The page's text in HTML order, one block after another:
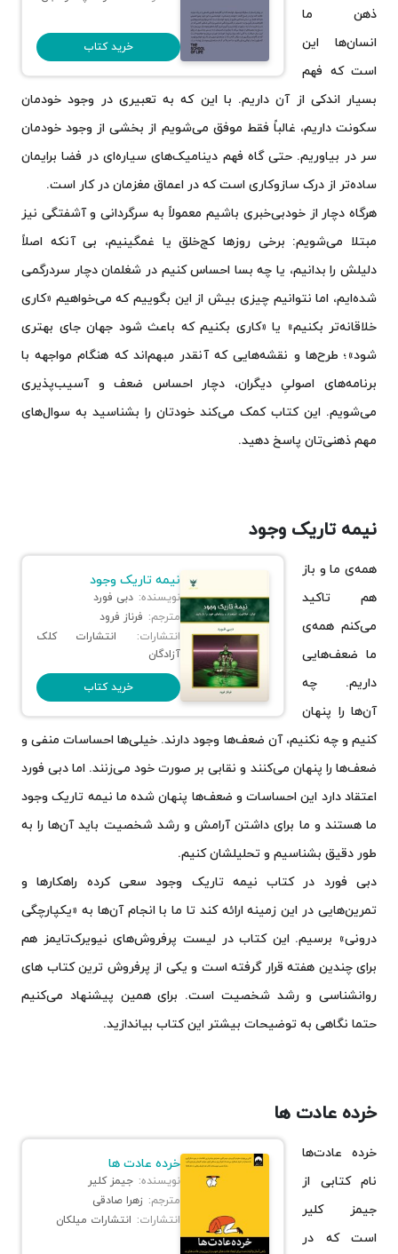
خرید کتاب
ذهن ما
انسان‌ها این
است که فهم
بسیار اندکی از آن داریم. با این که به تعبیری در وجود خودمان
سکونت داریم، غالباً فقط موفق می‌شویم از بخشی از وجود خودمان
سر در بیاوریم. حتی گاه فهم دینامیک‌های سیاره‌ای در فضا برایمان
ساده‌تر از درک سازوکاری است که در اعماق مغزمان در کار است.
هرگاه دچار از خودبی‌خبری باشیم معمولاً به سرگردانی و آشفتگی نیز
مبتلا می‌شویم: برخی روزها کج‌خلق یا غمگینیم، بی آنکه اصلاً
دلیلش را بدانیم، یا چه بسا احساس کنیم در شغلمان دچار سردرگمی
شده‌ایم، اما نتوانیم چیزی بیش از این بگوییم که می‌خواهیم «کاری
خلاقانه‌تر بکنیم» یا «کاری بکنیم که باعث شود جهان جای بهتری
شود»؛ طرح‌ها و نقشه‌هایی که آنقدر مبهم‌اند که هنگام مواجهه با
برنامه‌های اصولیِ دیگران، دچار احساس ضعف و آسیب‌پذیری
می‌شویم. این کتاب کمک می‌کند خودتان را بشناسید به سوال‌های
مهم ذهنی‌تان پاسخ دهید.
نیمه تاریک وجود
نیمه تاریک وجود
نویسنده: دبی فورد
مترجم: فرناز فرود
انتشارات:
انتشارات کلک
آزادگان
خرید کتاب
همه‌ی ما و باز
هم تاکید
می‌کنم همه‌ی
ما ضعف‌هایی
داریم. چه
آن‌ها را پنهان
کنیم و چه نکنیم، آن ضعف‌ها وجود دارند. خیلی‌ها احساسات منفی و
ضعف‌ها را پنهان می‌کنند و نقابی بر صورت خود می‌زنند. اما دبی فورد
اعتقاد دارد این احساسات و ضعف‌ها پنهان شده ما نیمه تاریک وجود
ما هستند و ما برای داشتن آرامش و رشد شخصیت باید آن‌ها را به
طور دقیق بشناسیم و تحلیلشان کنیم.
دبی فورد در کتاب نیمه تاریک وجود سعی کرده راهکارها و
تمرین‌هایی در این زمینه ارائه کند تا ما با انجام آن‌ها به «یکپارچگی
درونی» برسیم. این کتاب در لیست پرفروش‌های نیویرک‌تایمز هم
برای چندین هفته قرار گرفته است و یکی از پرفروش ترین کتاب های
روانشناسی و رشد شخصیت است. برای همین پیشنهاد می‌کنیم
حتما نگاهی به توضیحات بیشتر این کتاب بیاندازید.
خرده‌ عادت ها
خرده‌ عادت ها
نویسنده: جیمز کلیر
مترجم: زهرا صادقی
انتشارات: انتشارات میلکان
خرده عادت‌ها
نام کتابی از
جیمز کلیر
است که در